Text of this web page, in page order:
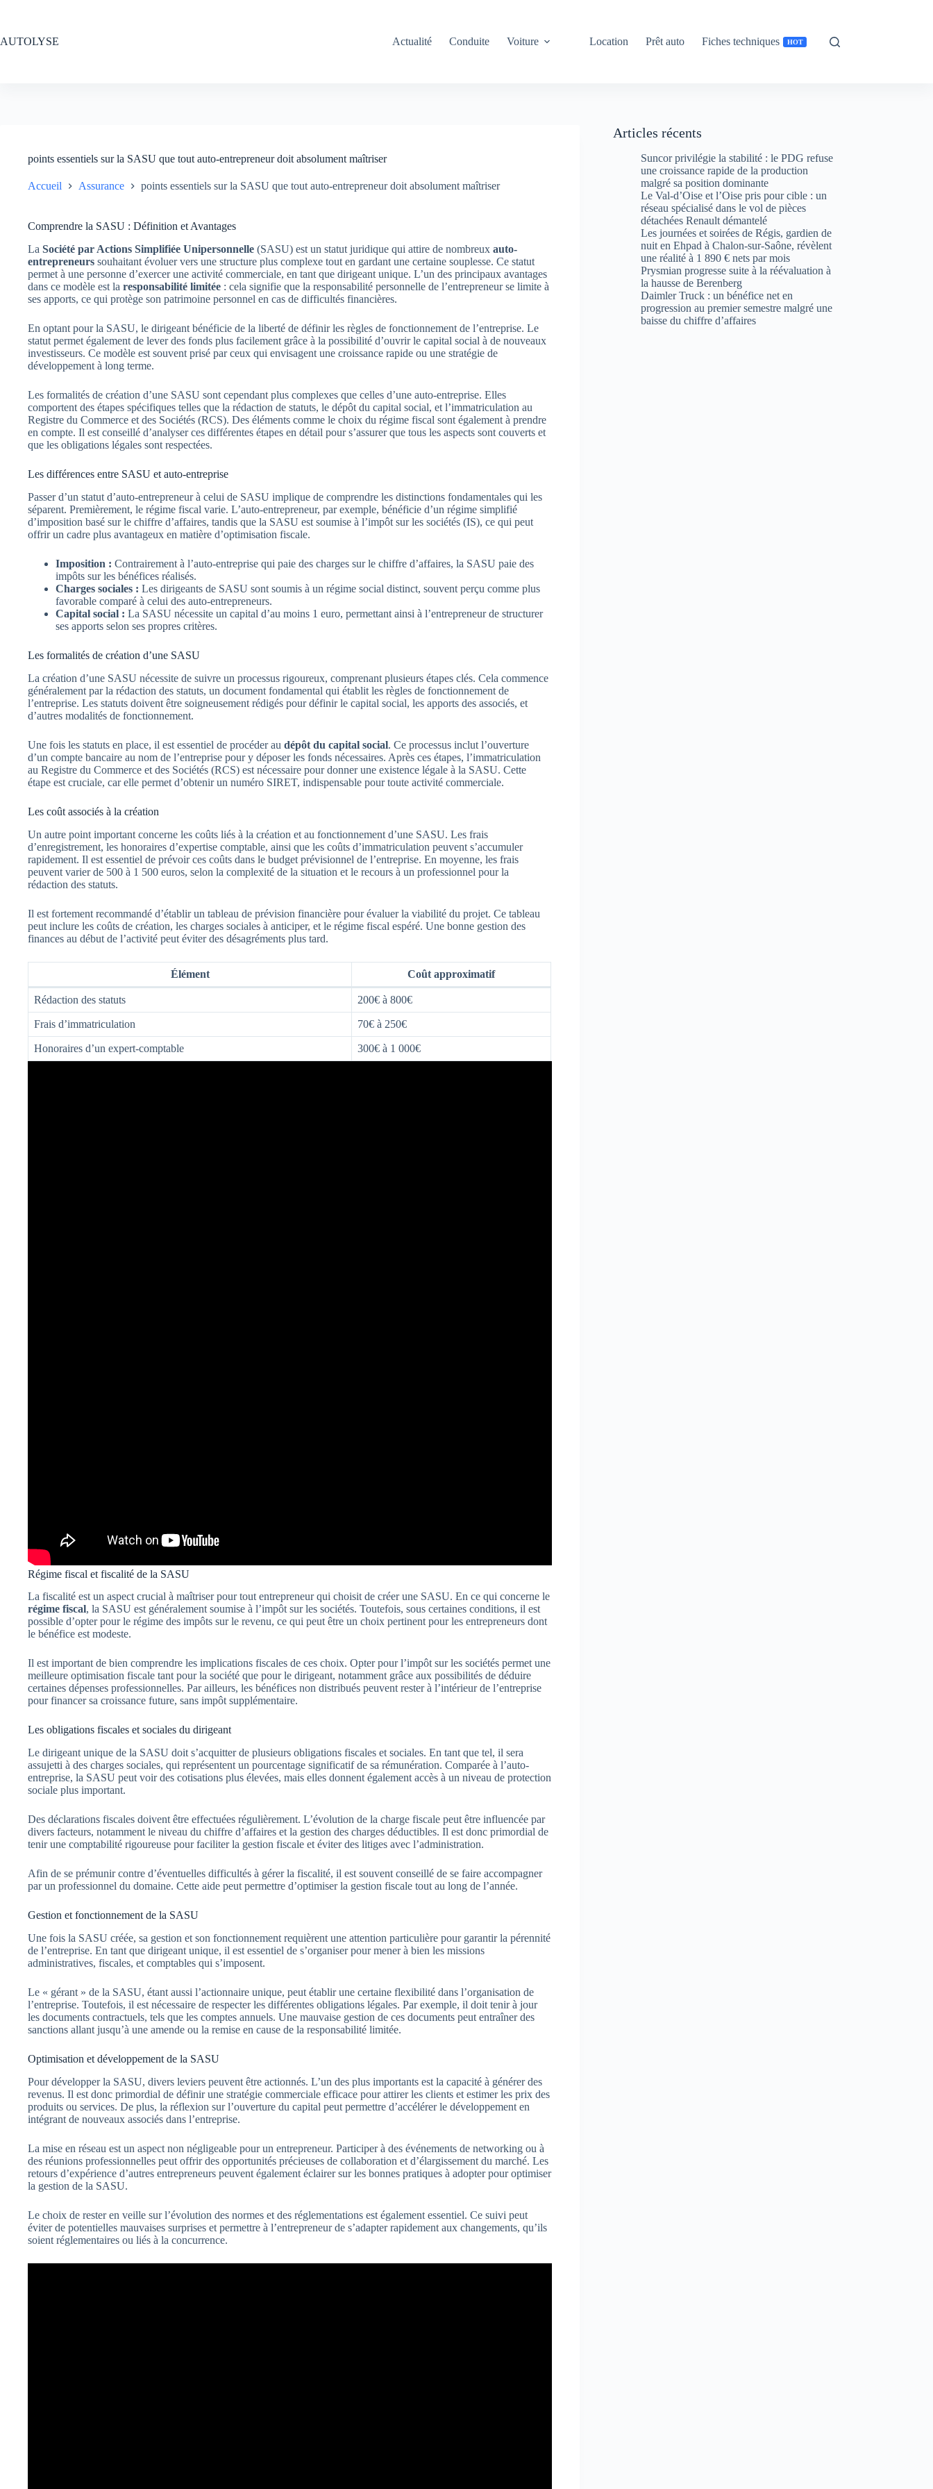
AUTOLYSE
Actualité Conduite Voiture Location Prêt auto Fiches techniques HOT
points essentiels sur la SASU que tout auto-entrepreneur doit absolument maîtriser
Accueil Assurance points essentiels sur la SASU que tout auto-entrepreneur doit absolument maîtriser
Comprendre la SASU : Définition et Avantages
La Société par Actions Simplifiée Unipersonnelle (SASU) est un statut juridique qui attire de nombreux auto-
entrepreneurs souhaitant évoluer vers une structure plus complexe tout en gardant une certaine souplesse. Ce statut
permet à une personne d’exercer une activité commerciale, en tant que dirigeant unique. L’un des principaux avantages
dans ce modèle est la responsabilité limitée : cela signifie que la responsabilité personnelle de l’entrepreneur se limite à
ses apports, ce qui protège son patrimoine personnel en cas de difficultés financières.
En optant pour la SASU, le dirigeant bénéficie de la liberté de définir les règles de fonctionnement de l’entreprise. Le
statut permet également de lever des fonds plus facilement grâce à la possibilité d’ouvrir le capital social à de nouveaux
investisseurs. Ce modèle est souvent prisé par ceux qui envisagent une croissance rapide ou une stratégie de
développement à long terme.
Les formalités de création d’une SASU sont cependant plus complexes que celles d’une auto-entreprise. Elles
comportent des étapes spécifiques telles que la rédaction de statuts, le dépôt du capital social, et l’immatriculation au
Registre du Commerce et des Sociétés (RCS). Des éléments comme le choix du régime fiscal sont également à prendre
en compte. Il est conseillé d’analyser ces différentes étapes en détail pour s’assurer que tous les aspects sont couverts et
que les obligations légales sont respectées.
Les différences entre SASU et auto-entreprise
Passer d’un statut d’auto-entrepreneur à celui de SASU implique de comprendre les distinctions fondamentales qui les
séparent. Premièrement, le régime fiscal varie. L’auto-entrepreneur, par exemple, bénéficie d’un régime simplifié
d’imposition basé sur le chiffre d’affaires, tandis que la SASU est soumise à l’impôt sur les sociétés (IS), ce qui peut
offrir un cadre plus avantageux en matière d’optimisation fiscale.
Imposition : Contrairement à l’auto-entreprise qui paie des charges sur le chiffre d’affaires, la SASU paie des
impôts sur les bénéfices réalisés.
Charges sociales : Les dirigeants de SASU sont soumis à un régime social distinct, souvent perçu comme plus
favorable comparé à celui des auto-entrepreneurs.
Capital social : La SASU nécessite un capital d’au moins 1 euro, permettant ainsi à l’entrepreneur de structurer
ses apports selon ses propres critères.
Les formalités de création d’une SASU
La création d’une SASU nécessite de suivre un processus rigoureux, comprenant plusieurs étapes clés. Cela commence
généralement par la rédaction des statuts, un document fondamental qui établit les règles de fonctionnement de
l’entreprise. Les statuts doivent être soigneusement rédigés pour définir le capital social, les apports des associés, et
d’autres modalités de fonctionnement.
Une fois les statuts en place, il est essentiel de procéder au dépôt du capital social. Ce processus inclut l’ouverture
d’un compte bancaire au nom de l’entreprise pour y déposer les fonds nécessaires. Après ces étapes, l’immatriculation
au Registre du Commerce et des Sociétés (RCS) est nécessaire pour donner une existence légale à la SASU. Cette
étape est cruciale, car elle permet d’obtenir un numéro SIRET, indispensable pour toute activité commerciale.
Les coût associés à la création
Un autre point important concerne les coûts liés à la création et au fonctionnement d’une SASU. Les frais
d’enregistrement, les honoraires d’expertise comptable, ainsi que les coûts d’immatriculation peuvent s’accumuler
rapidement. Il est essentiel de prévoir ces coûts dans le budget prévisionnel de l’entreprise. En moyenne, les frais
peuvent varier de 500 à 1 500 euros, selon la complexité de la situation et le recours à un professionnel pour la
rédaction des statuts.
Il est fortement recommandé d’établir un tableau de prévision financière pour évaluer la viabilité du projet. Ce tableau
peut inclure les coûts de création, les charges sociales à anticiper, et le régime fiscal espéré. Une bonne gestion des
finances au début de l’activité peut éviter des désagréments plus tard.
Élément Coût approximatif
Rédaction des statuts 200€ à 800€
Frais d’immatriculation 70€ à 250€
Honoraires d’un expert-comptable 300€ à 1 000€
Régime fiscal et fiscalité de la SASU
La fiscalité est un aspect crucial à maîtriser pour tout entrepreneur qui choisit de créer une SASU. En ce qui concerne le
régime fiscal, la SASU est généralement soumise à l’impôt sur les sociétés. Toutefois, sous certaines conditions, il est
possible d’opter pour le régime des impôts sur le revenu, ce qui peut être un choix pertinent pour les entrepreneurs dont
le bénéfice est modeste.
Il est important de bien comprendre les implications fiscales de ces choix. Opter pour l’impôt sur les sociétés permet une
meilleure optimisation fiscale tant pour la société que pour le dirigeant, notamment grâce aux possibilités de déduire
certaines dépenses professionnelles. Par ailleurs, les bénéfices non distribués peuvent rester à l’intérieur de l’entreprise
pour financer sa croissance future, sans impôt supplémentaire.
Les obligations fiscales et sociales du dirigeant
Le dirigeant unique de la SASU doit s’acquitter de plusieurs obligations fiscales et sociales. En tant que tel, il sera
assujetti à des charges sociales, qui représentent un pourcentage significatif de sa rémunération. Comparée à l’auto-
entreprise, la SASU peut voir des cotisations plus élevées, mais elles donnent également accès à un niveau de protection
sociale plus important.
Des déclarations fiscales doivent être effectuées régulièrement. L’évolution de la charge fiscale peut être influencée par
divers facteurs, notamment le niveau du chiffre d’affaires et la gestion des charges déductibles. Il est donc primordial de
tenir une comptabilité rigoureuse pour faciliter la gestion fiscale et éviter des litiges avec l’administration.
Afin de se prémunir contre d’éventuelles difficultés à gérer la fiscalité, il est souvent conseillé de se faire accompagner
par un professionnel du domaine. Cette aide peut permettre d’optimiser la gestion fiscale tout au long de l’année.
Gestion et fonctionnement de la SASU
Une fois la SASU créée, sa gestion et son fonctionnement requièrent une attention particulière pour garantir la pérennité
de l’entreprise. En tant que dirigeant unique, il est essentiel de s’organiser pour mener à bien les missions
administratives, fiscales, et comptables qui s’imposent.
Le « gérant » de la SASU, étant aussi l’actionnaire unique, peut établir une certaine flexibilité dans l’organisation de
l’entreprise. Toutefois, il est nécessaire de respecter les différentes obligations légales. Par exemple, il doit tenir à jour
les documents contractuels, tels que les comptes annuels. Une mauvaise gestion de ces documents peut entraîner des
sanctions allant jusqu’à une amende ou la remise en cause de la responsabilité limitée.
Optimisation et développement de la SASU
Pour développer la SASU, divers leviers peuvent être actionnés. L’un des plus importants est la capacité à générer des
revenus. Il est donc primordial de définir une stratégie commerciale efficace pour attirer les clients et estimer les prix des
produits ou services. De plus, la réflexion sur l’ouverture du capital peut permettre d’accélérer le développement en
intégrant de nouveaux associés dans l’entreprise.
La mise en réseau est un aspect non négligeable pour un entrepreneur. Participer à des événements de networking ou à
des réunions professionnelles peut offrir des opportunités précieuses de collaboration et d’élargissement du marché. Les
retours d’expérience d’autres entrepreneurs peuvent également éclairer sur les bonnes pratiques à adopter pour optimiser
la gestion de la SASU.
Le choix de rester en veille sur l’évolution des normes et des réglementations est également essentiel. Ce suivi peut
éviter de potentielles mauvaises surprises et permettre à l’entrepreneur de s’adapter rapidement aux changements, qu’ils
soient réglementaires ou liés à la concurrence.
Articles récents
Suncor privilégie la stabilité : le PDG refuse
une croissance rapide de la production
malgré sa position dominante
Le Val-d’Oise et l’Oise pris pour cible : un
réseau spécialisé dans le vol de pièces
détachées Renault démantelé
Les journées et soirées de Régis, gardien de
nuit en Ehpad à Chalon-sur-Saône, révèlent
une réalité à 1 890 € nets par mois
Prysmian progresse suite à la réévaluation à
la hausse de Berenberg
Daimler Truck : un bénéfice net en
progression au premier semestre malgré une
baisse du chiffre d’affaires